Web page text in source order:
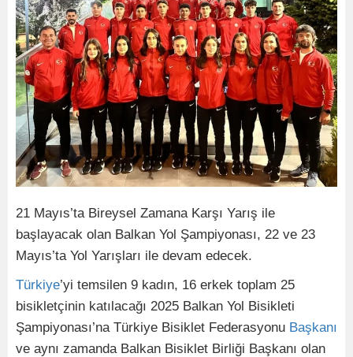
21 Mayıs’ta Bireysel Zamana Karşı Yarış ile
başlayacak olan Balkan Yol Şampiyonası, 22 ve 23
Mayıs’ta Yol Yarışları ile devam edecek.
Türkiye’yi temsilen 9 kadın, 16 erkek toplam 25
bisikletçinin katılacağı 2025 Balkan Yol Bisikleti
Şampiyonası’na Türkiye Bisiklet Federasyonu Başkanı
ve aynı zamanda Balkan Bisiklet Birliği Başkanı olan